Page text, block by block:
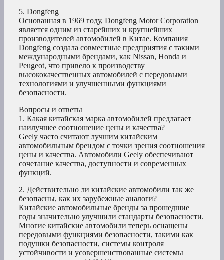
5. Dongfeng
Основанная в 1969 году, Dongfeng Motor Corporation
является одним из старейших и крупнейших
производителей автомобилей в Китае. Компания
Dongfeng создала совместные предприятия с такими
международными брендами, как Nissan, Honda и
Peugeot, что привело к производству
высококачественных автомобилей с передовыми
технологиями и улучшенными функциями
безопасности.
Вопросы и ответы
1. Какая китайская марка автомобилей предлагает
наилучшее соотношение цены и качества?
Geely часто считают лучшим китайским
автомобильным брендом с точки зрения соотношения
цены и качества. Автомобили Geely обеспечивают
сочетание качества, доступности и современных
функций.
2. Действительно ли китайские автомобили так же
безопасны, как их зарубежные аналоги?
Китайские автомобильные бренды за прошедшие
годы значительно улучшили стандарты безопасности.
Многие китайские автомобили теперь оснащены
передовыми функциями безопасности, такими как
подушки безопасности, системы контроля
устойчивости и усовершенствованные системы